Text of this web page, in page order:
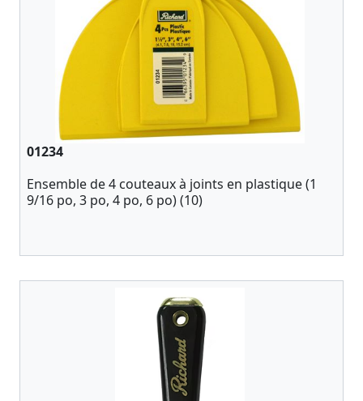
01234
Ensemble de 4 couteaux à joints en plastique (1
9/16 po, 3 po, 4 po, 6 po) (10)